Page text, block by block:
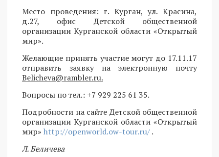
Место проведения: г. Курган, ул. Красина,
д.27, офис Детской общественной
организации Курганской области «Открытый
мир».
Желающие принять участие могут до 17.11.17
отправить заявку на электронную почту
Belicheva@rambler.ru.
Вопросы по тел.: +7 929 225 61 35.
Подробности на сайте Детской общественной
организации Курганской области «Открытый
мир» http://openworld.ow-tour.ru/.
Л. Беличева